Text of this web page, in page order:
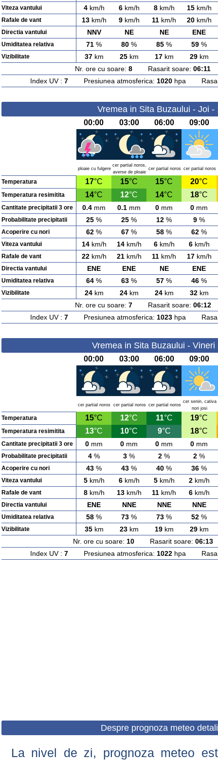
Viteza vantului 4km/h 6km/h 8km/h 15km/h
Rafale de vant 13km/h 9km/h 11 km/h 20km/h
Directia vantului NNV NE NE ENE
Umiditatea relativa 71 % 80 % 85 % 59 %
Vizibilitate 37km 25km 17km 29km
Nr. ore cu soare: 8 Rasarit soare: 06:11
Index UV : 7Presiunea atmosferica: 1020hpa
Vremea in Sita Buzaului - Joi -
00:00 03:00 06:00 09:00
ploaie cu fulgere
cer partial noros,
averse de ploaie
cer partial noros cer partial noros
Temperatura 17°C 15°C 15°C 20°C
Temperatura resimitita 14°C 12°C 14°C 18°C
Cantitate precipitatii 3 ore 0.4 mm 0.1 mm 0 mm 0 mm
Probabilitate precipitatii 25 % 25 % 12 % 9 %
Acoperire cu nori 62 % 67 % 58 % 62 %
Viteza vantului 14km/h 14km/h 6km/h 6km/h
Rafale de vant 22km/h 21km/h 11 km/h 17km/h
Directia vantului ENE ENE NE ENE
Umiditatea relativa 64 % 63 % 57 % 46 %
Vizibilitate 24km 24km 24km 32km
Nr. ore cu soare: 7Rasarit soare: 06:12
Index UV : 7Presiunea atmosferica: 1023hpa
Vremea in Sita Buzaului - Vineri
00:00 03:00 06:00 09:00
cer partial noros cer partial noros cer partial noros
cer senin, cativa
nori josi
Temperatura 15°C 12°C 11°C 19°C
Temperatura resimitita 13°C 10°C 9°C 18°C
Cantitate precipitatii 3 ore 0 mm 0 mm 0 mm 0 mm
Probabilitate precipitatii 4 % 3 % 2 % 2 %
Acoperire cu nori 43 % 43 % 40 % 36 %
Viteza vantului 5km/h 6km/h 5km/h 2km/h
Rafale de vant 8km/h 13km/h 11 km/h 6km/h
Directia vantului ENE NNE NNE NNE
Umiditatea relativa 58 % 73 % 73 % 52 %
Vizibilitate 35km 23km 19km 29km
Nr. ore cu soare: 10Rasarit soare: 06:13
Index UV : 7 Presiunea atmosferica: 1022 hpa
Despre prognoza meteo
La nivel de zi, prognoza meteo